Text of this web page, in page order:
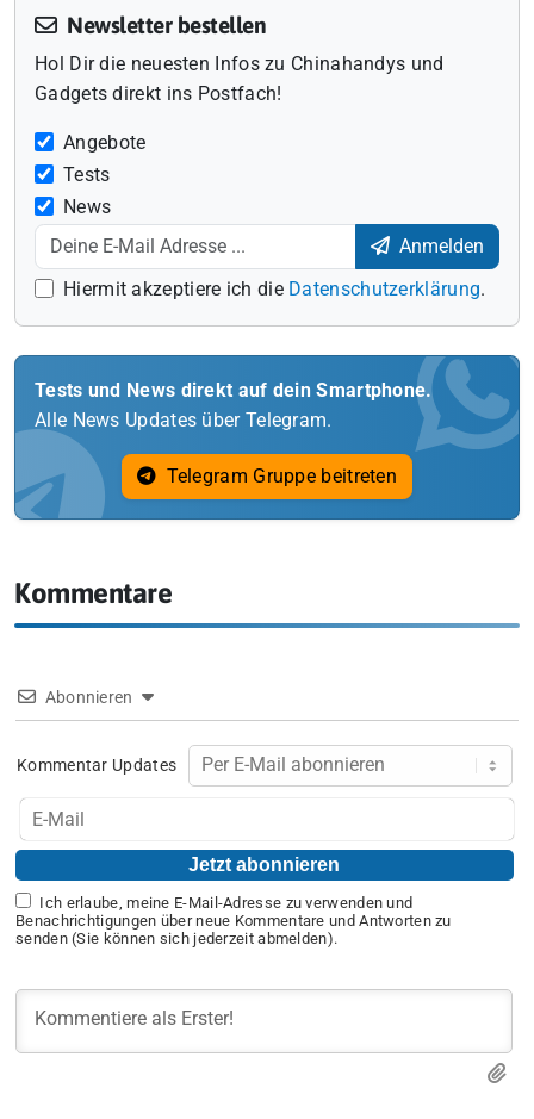
Newsletter bestellen
Hol Dir die neuesten Infos zu Chinahandys und
Gadgets direkt ins Postfach!
Angebote
Tests
News
Anmelden
Hiermit akzeptiere ich die Datenschutzerklärung.
Tests und News direkt auf dein Smartphone.
Alle News Updates über Telegram.
Telegram Gruppe beitreten
Kommentare
Abonnieren
Kommentar Updates
Ich erlaube, meine E-Mail-Adresse zu verwenden und
Benachrichtigungen über neue Kommentare und Antworten zu
senden (Sie können sich jederzeit abmelden).